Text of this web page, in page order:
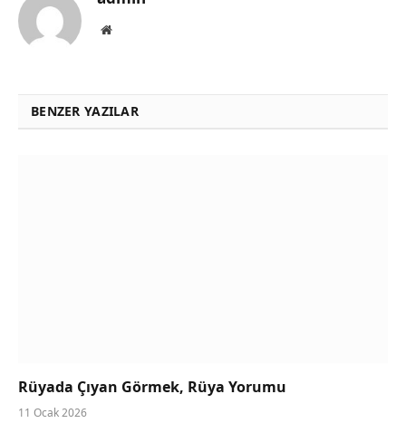
Website
BENZER YAZILAR
Rüyada Çıyan Görmek, Rüya Yorumu
11 Ocak 2026